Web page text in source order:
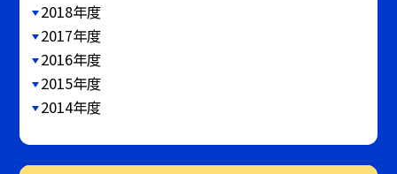
2018年度
2017年度
2016年度
2015年度
2014年度